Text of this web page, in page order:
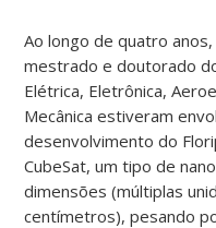
Ao longo de quatro
mestrado e doutorado
Elétrica, Eletrônica,
Mecânica estiveram
desenvolvimento do
CubeSat, um tipo de
dimensões (múltiplas
centímetros), pesando